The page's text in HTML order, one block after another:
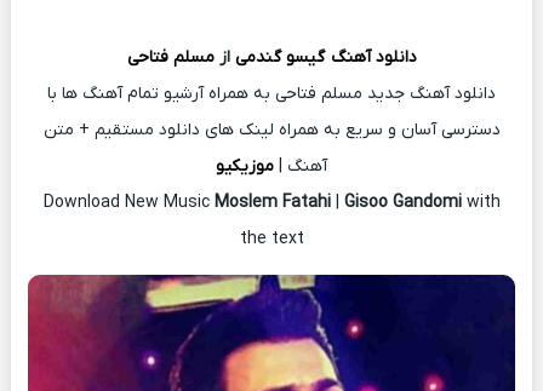
دانلود آهنگ گیسو گندمی ازمسلم فتاحی
دانلود آهنگ جدید مسلم فتاحی به همراه آرشیو تمام آهنگ ها با
دسترسی آسان و سریع به همراه لینک های دانلود مستقیم + متن
آهنگ | موزیکیو
Download New Music Moslem Fatahi| Gisoo Gandomi with
the text